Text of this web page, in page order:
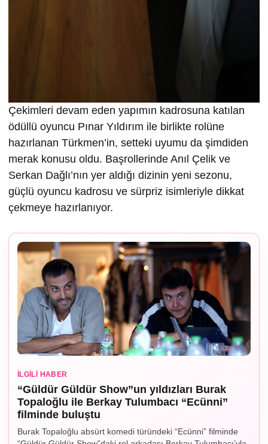
Çekimleri devam eden yapımın kadrosuna katılan
ödüllü oyuncu Pınar Yıldırım ile birlikte rolüne
hazırlanan Türkmen’in, setteki uyumu da şimdiden
merak konusu oldu. Başrollerinde Anıl Çelik ve
Serkan Dağlı’nın yer aldığı dizinin yeni sezonu,
güçlü oyuncu kadrosu ve sürpriz isimleriyle dikkat
çekmeye hazırlanıyor.
İLGILI HABER
“Güldür Güldür Show”un yıldızları Burak
Topaloğlu ile Berkay Tulumbacı “Ecünni”
filminde buluştu
Burak Topaloğlu absürt komedi türündeki “Ecünni” filminde